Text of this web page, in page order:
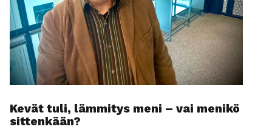
Kevät tuli, läm­mi­tys meni – vai meni­kö
sit­ten­kään?